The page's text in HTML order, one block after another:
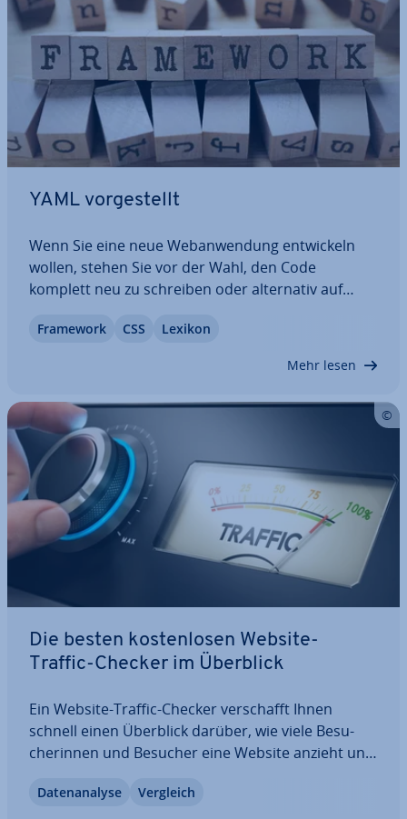
YAML vor­ge­stellt
Wenn Sie eine neue Web­an­wen­dung ent­wi­ckeln
wollen, stehen Sie vor der Wahl, den Code
komplett neu zu schreiben oder al­ter­na­tiv auf
lun­gen enthalten ein an­wen­dungs­be­rei­tes Gerüst,
Framework CSS Lexikon
Mehr lesen
Die besten kos­ten­lo­sen Website-
Traffic-Checker im Überblick
Ein Website-Traffic-Checker ver­schafft Ihnen
schnell einen Überblick darüber, wie viele Be­su­
che­rin­nen und Besucher eine Website anzieht und
ist wichtig, um folgende Fragen zu be­ant­wor­ten:
Da­ten­ana­ly­se Vergleich